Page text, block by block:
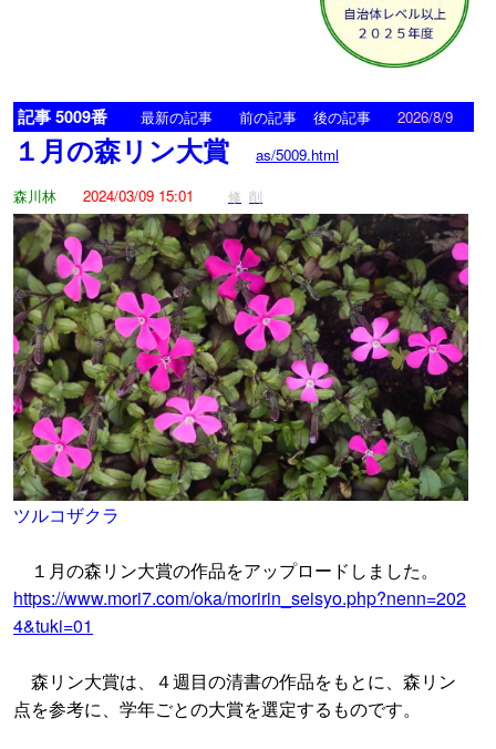
記事 5009番 最新の記事 前の記事 後の記事 2026/8/9
１月の森リン大賞
as/5009.html
森川林
2024/03/09 15:01 修 削
ツルコザクラ
１月の森リン大賞の作品をアップロードしました。
https://www.mori7.com/oka/moririn_seisyo.php?nenn=202
4&tuki=01
森リン大賞は、４週目の清書の作品をもとに、森リン
点を参考に、学年ごとの大賞を選定するものです。